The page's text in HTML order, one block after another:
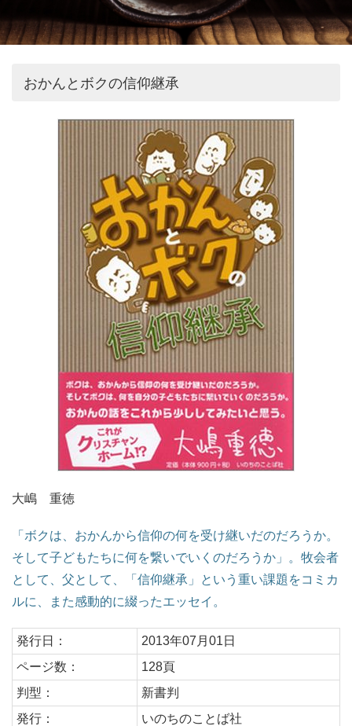
おかんとボクの信仰継承
大嶋 重徳
「ボクは、おかんから信仰の何を受け継いだのだろうか。
そして子どもたちに何を繋いでいくのだろうか」。牧会者
として、父として、「信仰継承」という重い課題をコミカ
ルに、また感動的に綴ったエッセイ。
発行日：
2013年07月01日
ページ数：
128頁
判型：
新書判
発行：
いのちのことば社